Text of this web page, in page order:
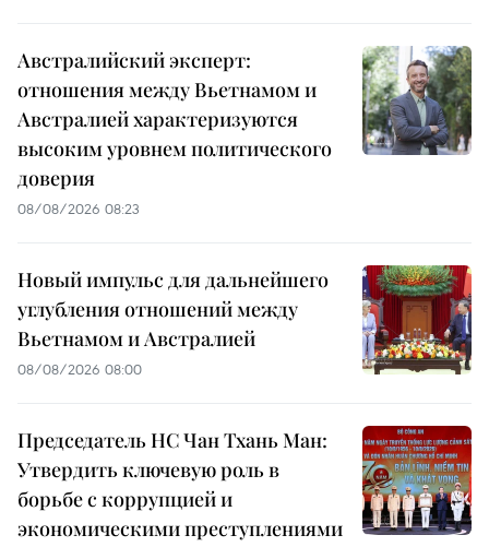
Австралийский эксперт:
отношения между Вьетнамом и
Австралией характеризуются
высоким уровнем политического
доверия
08/08/2026 08:23
Новый импульс для дальнейшего
углубления отношений между
Вьетнамом и Австралией
08/08/2026 08:00
Председатель НС Чан Тхань Ман:
Утвердить ключевую роль в
борьбе с коррупцией и
экономическими преступлениями